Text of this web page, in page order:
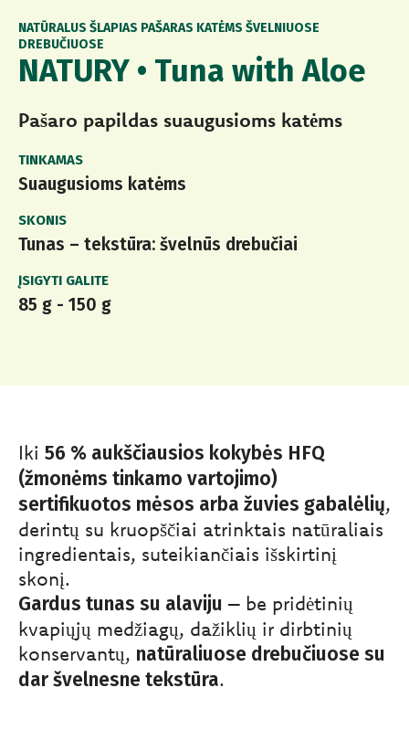
NATURY • Tuna with Aloe
NATŪRALUS ŠLAPIAS PAŠARAS KATĖMS ŠVELNIUOSE
DREBUČIUOSE
Pašaro papildas suaugusioms katėms
TINKAMAS
Suaugusioms katėms
SKONIS
Tunas – tekstūra: švelnūs drebučiai
ĮSIGYTI GALITE
85 g - 150 g
Iki 56 % aukščiausios kokybės HFQ
(žmonėms tinkamo vartojimo)
sertifikuotos mėsos arba žuvies gabalėlių,
derintų su kruopščiai atrinktais natūraliais
ingredientais, suteikiančiais išskirtinį
skonį.
Gardus tunas su alaviju – be pridėtinių
kvapiųjų medžiagų, dažiklių ir dirbtinių
konservantų, natūraliuose drebučiuose su
dar švelnesne tekstūra.